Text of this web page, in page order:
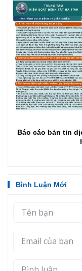
Mở rộng xét
Bình Luận Mới